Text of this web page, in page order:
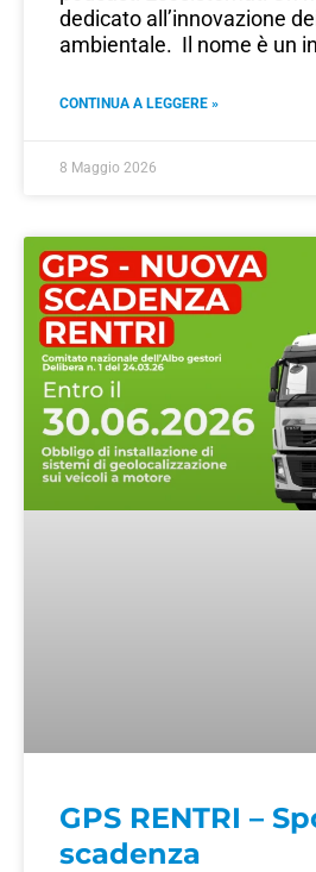
dedicato all’innovazione
ambientale. Il nome è un
CONTINUA A LEGGERE »
8 Maggio 2026
GPS RENTRI –
scadenza